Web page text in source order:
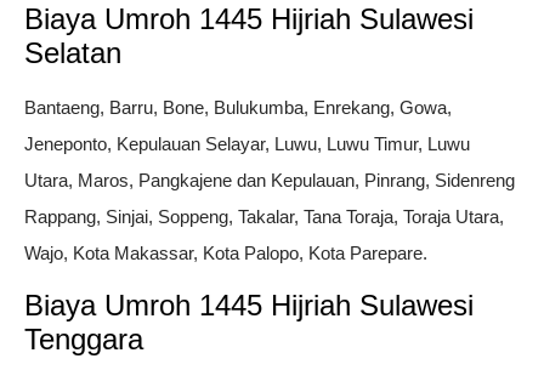
Biaya Umroh 1445 Hijriah Sulawesi
Selatan
Bantaeng, Barru, Bone, Bulukumba, Enrekang, Gowa,
Jeneponto, Kepulauan Selayar, Luwu, Luwu Timur, Luwu
Utara, Maros, Pangkajene dan Kepulauan, Pinrang, Sidenreng
Rappang, Sinjai, Soppeng, Takalar, Tana Toraja, Toraja Utara,
Wajo, Kota Makassar, Kota Palopo, Kota Parepare.
Biaya Umroh 1445 Hijriah Sulawesi
Tenggara